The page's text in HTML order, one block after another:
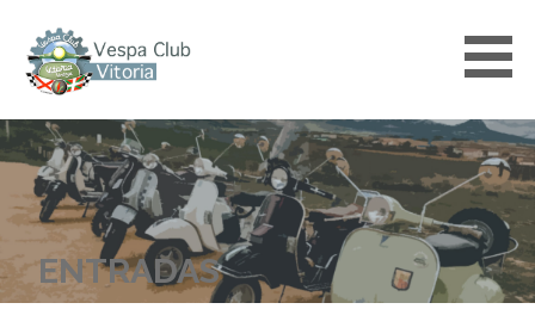
contenido
VESPACLUBVITORIA
ENTRADAS